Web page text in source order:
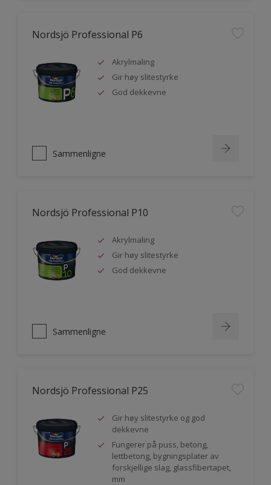
Nordsjö Professional P6
Akrylmaling
Gir høy slitestyrke
God dekkevne
Sammenligne
Nordsjö Professional P10
Akrylmaling
Gir høy slitestyrke
God dekkevne
Sammenligne
Nordsjö Professional P25
Gir høy slitestyrke og god
dekkevne
Fungerer på puss, betong,
lettbetong, bygningsplater av
forskjellige slag, glassfibertapet,
mm